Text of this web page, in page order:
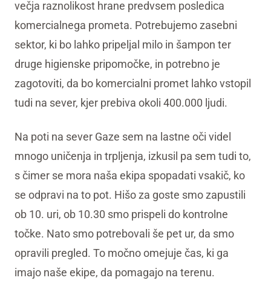
večja raznolikost hrane predvsem posledica
komercialnega prometa. Potrebujemo zasebni
sektor, ki bo lahko pripeljal milo in šampon ter
druge higienske pripomočke, in potrebno je
zagotoviti, da bo komercialni promet lahko vstopil
tudi na sever, kjer prebiva okoli 400.000 ljudi.
Na poti na sever Gaze sem na lastne oči videl
mnogo uničenja in trpljenja, izkusil pa sem tudi to,
s čimer se mora naša ekipa spopadati vsakič, ko
se odpravi na to pot. Hišo za goste smo zapustili
ob 10. uri, ob 10.30 smo prispeli do kontrolne
točke. Nato smo potrebovali še pet ur, da smo
opravili pregled. To močno omejuje čas, ki ga
imajo naše ekipe, da pomagajo na terenu.